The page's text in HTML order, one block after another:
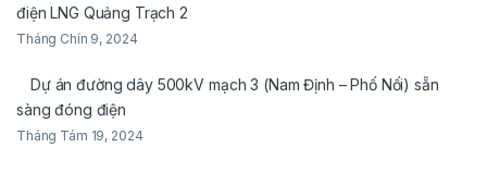
điện LNG Quảng Trạch 2
Tháng Chín 9, 2024
Dự án đường dây 500kV mạch 3 (Nam Định – Phố Nối) sẵn
sàng đóng điện
Tháng Tám 19, 2024